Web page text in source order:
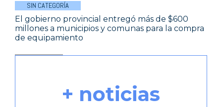
SIN CATEGORÍA
El gobierno provincial entregó más de $600
millones a municipios y comunas para la compra
de equipamiento
+ noticias